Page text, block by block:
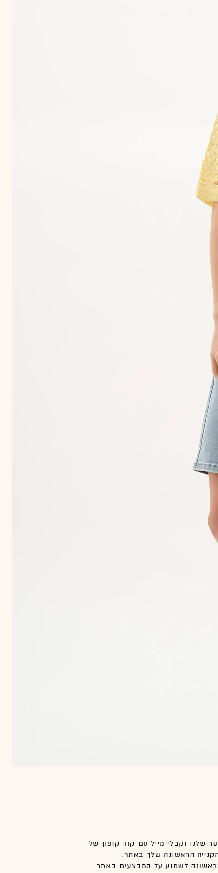
שלנו וקבלי מייל עם קוד קופון של
לשמוע על המבצעים באתר